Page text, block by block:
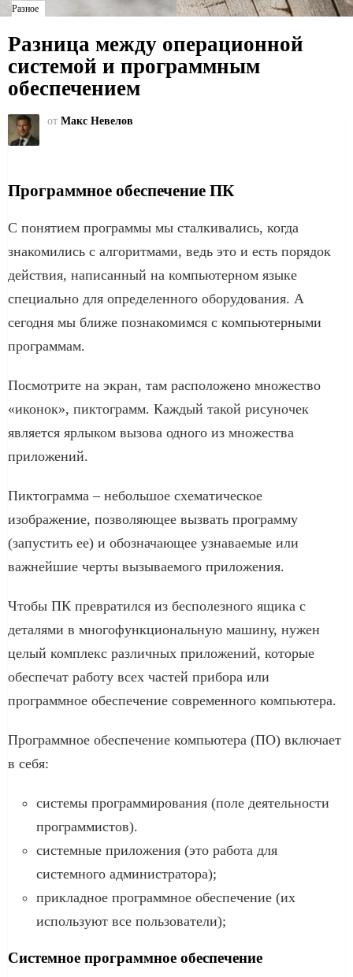
Разное
Разница между операционной
системой и программным
обеспечением
от Макс Невелов
Программное обеспечение ПК
С понятием программы мы сталкивались, когда
знакомились с алгоритмами, ведь это и есть порядок
действия, написанный на компьютерном языке
специально для определенного оборудования. А
сегодня мы ближе познакомимся с компьютерными
программам.
Посмотрите на экран, там расположено множество
«иконок», пиктограмм. Каждый такой рисуночек
является ярлыком вызова одного из множества
приложений.
Пиктограмма – небольшое схематическое
изображение, позволяющее вызвать программу
(запустить ее) и обозначающее узнаваемые или
важнейшие черты вызываемого приложения.
Чтобы ПК превратился из бесполезного ящика с
деталями в многофункциональную машину, нужен
целый комплекс различных приложений, которые
обеспечат работу всех частей прибора или
программное обеспечение современного компьютера.
Программное обеспечение компьютера (ПО) включает
в себя:
системы программирования (поле деятельности
программистов).
системные приложения (это работа для
системного администратора);
прикладное программное обеспечение (их
используют все пользователи);
Системное программное обеспечение